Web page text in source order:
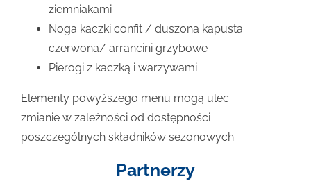
ziemniakami
Noga kaczki confit / duszona kapusta
czerwona/ arrancini grzybowe
Pierogi z kaczką i warzywami
Elementy powyższego menu mogą ulec
zmianie w zależności od dostępności
poszczególnych składników sezonowych.
Partnerzy